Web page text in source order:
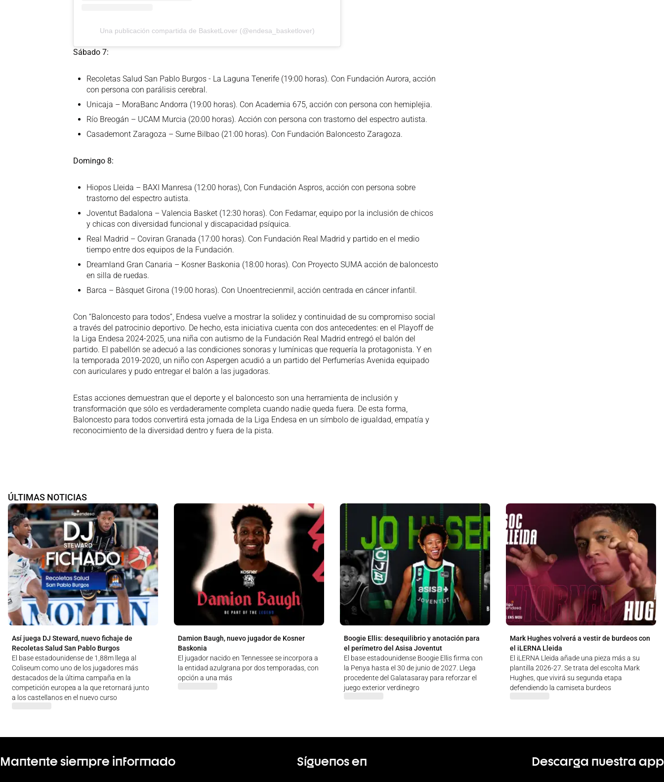
Una publicación compartida de BasketLover (@endesa_basketlover)
Sábado 7:
Recoletas Salud San Pablo Burgos - La Laguna Tenerife (19:00 horas). Con Fundación Aurora, acción
con persona con parálisis cerebral.
Unicaja – MoraBanc Andorra (19:00 horas). Con Academia 675, acción con persona con hemiplejia.
Río Breogán – UCAM Murcia (20:00 horas). Acción con persona con trastorno del espectro autista.
Casademont Zaragoza – Surne Bilbao (21:00 horas). Con Fundación Baloncesto Zaragoza.
Domingo 8:
Hiopos Lleida – BAXI Manresa (12:00 horas), Con Fundación Aspros, acción con persona sobre
trastorno del espectro autista.
Joventut Badalona – Valencia Basket (12:30 horas). Con Fedamar, equipo por la inclusión de chicos
y chicas con diversidad funcional y discapacidad psíquica.
Real Madrid – Coviran Granada (17:00 horas). Con Fundación Real Madrid y partido en el medio
tiempo entre dos equipos de la Fundación.
Dreamland Gran Canaria – Kosner Baskonia (18:00 horas). Con Proyecto SUMA acción de baloncesto
en silla de ruedas.
Barca – Bàsquet Girona (19:00 horas). Con Unoentrecienmil, acción centrada en cáncer infantil.
Con “Baloncesto para todos”, Endesa vuelve a mostrar la solidez y continuidad de su compromiso social
a través del patrocinio deportivo. De hecho, esta iniciativa cuenta con dos antecedentes: en el Playoff de
la Liga Endesa 2024-2025, una niña con autismo de la Fundación Real Madrid entregó el balón del
partido. El pabellón se adecuó a las condiciones sonoras y lumínicas que requería la protagonista. Y en
la temporada 2019-2020, un niño con Aspergen acudió a un partido del Perfumerías Avenida equipado
con auriculares y pudo entregar el balón a las jugadoras.
Estas acciones demuestran que el deporte y el baloncesto son una herramienta de inclusión y
transformación que sólo es verdaderamente completa cuando nadie queda fuera. De esta forma,
Baloncesto para todos convertirá esta jornada de la Liga Endesa en un símbolo de igualdad, empatía y
reconocimiento de la diversidad dentro y fuera de la pista.
ÚLTIMAS NOTICIAS
Así juega DJ Steward, nuevo fichaje de
Recoletas Salud San Pablo Burgos
El base estadounidense de 1,88m llega al
Coliseum como uno de los jugadores más
destacados de la última campaña en la
competición europea a la que retornará junto
a los castellanos en el nuevo curso
Damion Baugh, nuevo jugador de Kosner
Baskonia
El jugador nacido en Tennessee se incorpora a
la entidad azulgrana por dos temporadas, con
opción a una más
Boogie Ellis: desequilibrio y anotación para
el perímetro del Asisa Joventut
El base estadounidense Boogie Ellis firma con
la Penya hasta el 30 de junio de 2027. Llega
procedente del Galatasaray para reforzar el
juego exterior verdinegro
Mark Hughes volverá a vestir de burdeos con
el iLERNA Lleida
El iLERNA Lleida añade una pieza más a su
plantilla 2026-27. Se trata del escolta Mark
Hughes, que vivirá su segunda etapa
defendiendo la camiseta burdeos
Mantente siempre informado Síguenos en Descarga nuestra app